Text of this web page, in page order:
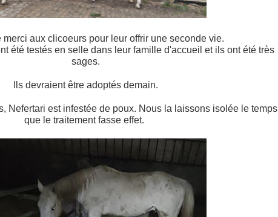
merci aux clicoeurs pour leur offrir une seconde vie.
été testés en selle dans leur famille d'accueil et ils ont été très
sages.
Ils devraient être adoptés demain.
Nefertari est infestée de poux. Nous la laissons isolée le temps
que le traitement fasse effet.